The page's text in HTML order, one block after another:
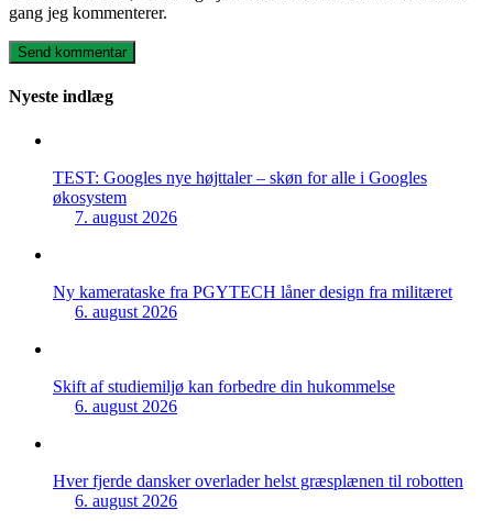
gang jeg kommenterer.
Nyeste indlæg
TEST: Googles nye højttaler – skøn for alle i Googles
økosystem
7. august 2026
Ny kamerataske fra PGYTECH låner design fra militæret
6. august 2026
Skift af studiemiljø kan forbedre din hukommelse
6. august 2026
Hver fjerde dansker overlader helst græsplænen til robotten
6. august 2026